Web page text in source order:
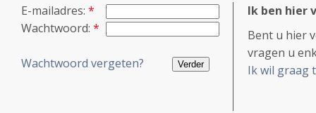
E-mailadres: *
Wachtwoord: *
Wachtwoord vergeten?
Ik ben hier
Bent u hier
vragen u
Ik wil graag